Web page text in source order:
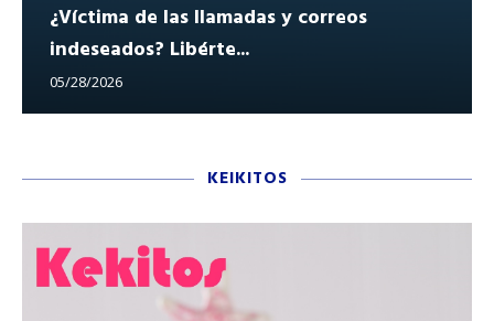
¿Víctima de las llamadas y correos
indeseados? Libérte...
05/28/2026
KEIKITOS